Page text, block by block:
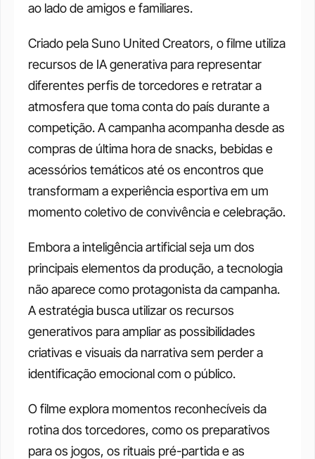
ao lado de amigos e familiares.
Criado pela Suno United Creators, o filme utiliza
recursos de IA generativa para representar
diferentes perfis de torcedores e retratar a
atmosfera que toma conta do país durante a
competição. A campanha acompanha desde as
compras de última hora de snacks, bebidas e
acessórios temáticos até os encontros que
transformam a experiência esportiva em um
momento coletivo de convivência e celebração.
Embora a inteligência artificial seja um dos
principais elementos da produção, a tecnologia
não aparece como protagonista da campanha.
A estratégia busca utilizar os recursos
generativos para ampliar as possibilidades
criativas e visuais da narrativa sem perder a
identificação emocional com o público.
O filme explora momentos reconhecíveis da
rotina dos torcedores, como os preparativos
para os jogos, os rituais pré-partida e as